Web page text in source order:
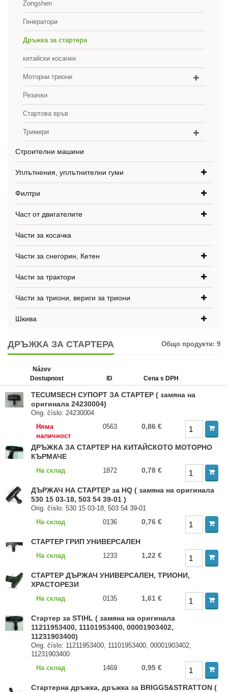
Zongshen
Генератори
Дръжка за стартера
китайски косачки
Моторни триони
Резачки
Стартова връв
Тримери
Строителни машини
Уплътнения, уплътнителни гуми
Филтри
Част от двигателите
Части за косачка
Части за снегорин, Кетен
Части за трактори
Части за триони, вериги за триони
Шкива
ДРЪЖКА ЗА СТАРТЕРА Общо продукти: 9
Název
Dostupnost
ID Cena s DPH
TECUMSECH СУПОРТ ЗА СТАРТЕР ( замяна на
оригинала 24230004)
Orig. číslo: 24230004
Няма
наличност
0563 0,86 €
ДРЪЖКА ЗА СТАРТЕР НА КИТАЙСКОТО МОТОРНО
КЪРМАЧЕ
На склад 1872 0,78 €
ДЪРЖАЧ НА СТАРТЕР за HQ ( замяна на оригинала
530 15 03-18, 503 54 39-01 )
Orig. číslo: 530 15 03-18, 503 54 39-01
На склад
0136 0,76 €
СТАРТЕР ГРИП УНИВЕРСАЛЕН
На склад 1233 1,22 €
СТАРТЕР ДЪРЖАЧ УНИВЕРСАЛЕН, ТРИОНИ,
ХРАСТОРЕЗИ
На склад 0135 1,61 €
Стартер за STIHL ( замяна на оригинала
11211953400, 11101953400, 00001903402,
11231903400)
Orig. číslo: 11211953400, 11101953400, 00001903402,
11231903400
На склад
1469 0,95 €
Стартерна дръжка, дръжка за BRIGGS&STRATTON (